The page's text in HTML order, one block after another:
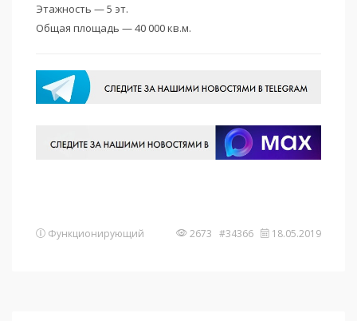
Этажность — 5 эт.
Общая площадь — 40 000 кв.м.
Функционирующий 2673 #34366 18.05.2019